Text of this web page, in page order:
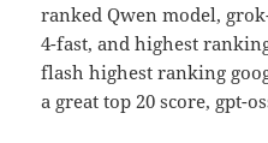
ran­ked Qwen model,
4-fast, and hig­hest
flash hig­hest ran­king
a gre­at top 20 score, gpt-